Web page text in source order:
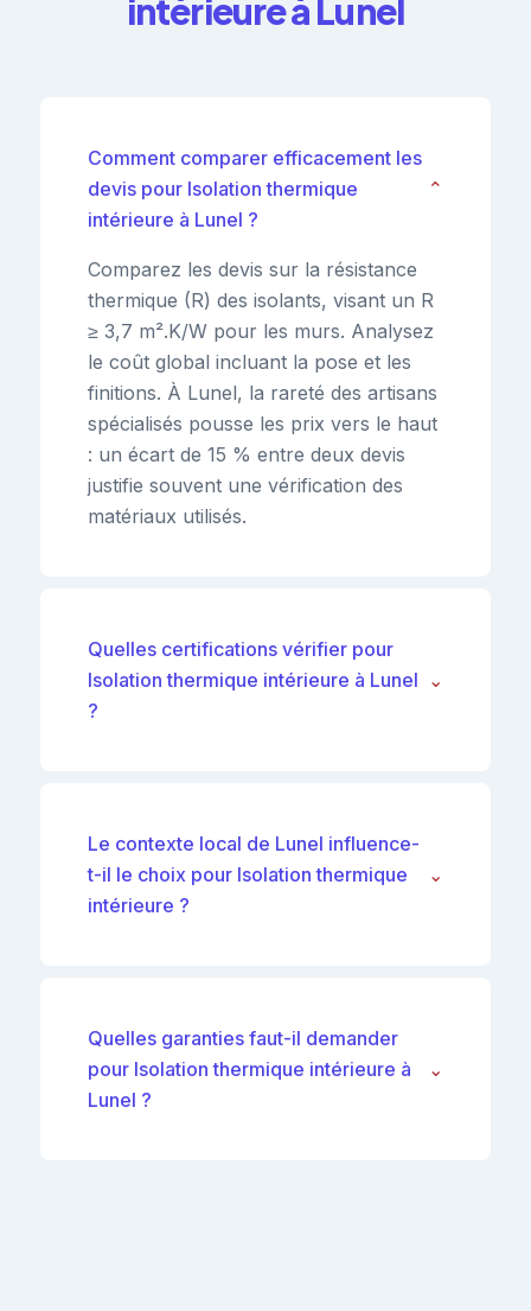
intérieure à Lunel
Comment comparer efficacement les
devis pour Isolation thermique
intérieure à Lunel ?
⌄
Comparez les devis sur la résistance
thermique (R) des isolants, visant un R
≥ 3,7 m².K/W pour les murs. Analysez
le coût global incluant la pose et les
finitions. À Lunel, la rareté des artisans
spécialisés pousse les prix vers le haut
: un écart de 15 % entre deux devis
justifie souvent une vérification des
matériaux utilisés.
Quelles certifications vérifier pour
Isolation thermique intérieure à Lunel
?
⌄
Le contexte local de Lunel influence-
t-il le choix pour Isolation thermique
intérieure ?
⌄
Quelles garanties faut-il demander
pour Isolation thermique intérieure à
Lunel ?
⌄